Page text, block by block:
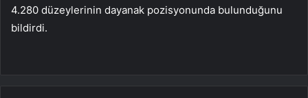
4.280 düzeylerinin dayanak pozisyonunda bulunduğunu
bildirdi.